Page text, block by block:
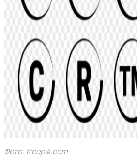
Фото: freepik.com